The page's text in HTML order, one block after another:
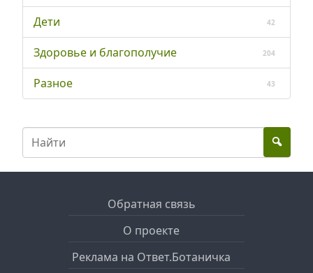
Дети 42
Здоровье и благополучие 204
Разное 43
Обратная связь
О проекте
Реклама на Ответ.Ботаничка